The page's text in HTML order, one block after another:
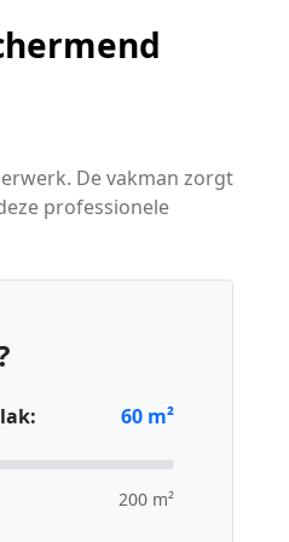
De vakman zorgt
professionele
60 m²
200 m²